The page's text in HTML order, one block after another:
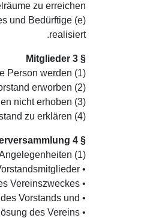
zu erreichen.
und Bedürftige
realisiert.
§ 3 Mitglieder
(1) Mitglied des Vereins kann jede natürliche Person und jede juristische Person werden.
(2) Die Mitgliedschaft wird durch Angabe einer Post- oder Mailadresse gegenüber dem Vorstand erworben.
(3) Mitgliedsbeiträge werden nicht erhoben.
(4) Die Mitgliedschaft endet durch Tod und Austritt. Der Austritt ist schriftlich gegenüber dem Vorstand zu erklären.
§ 4 Mitgliederversammlung
(1) Die Mitgliederversammlung ist zuständig für die Entscheidungen in folgenden Angelegenheiten:
• Änderungen der Satzung • die Wahl der Vorstandsmitglieder
• Änderung des Vereinszweckes
• die Entgegennahme des Tätigkeitsberichts und die Entlastung des Vorstands und
• die Auflösung des Vereins.